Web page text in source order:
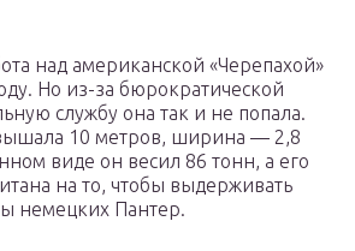
над американской «Черепахой»
Но из-за бюрократической
службу она так и не попала.
10 метров, ширина — 2,8
виде он весил 86 тонн, а его
на то, чтобы выдерживать
немецких Пантер.